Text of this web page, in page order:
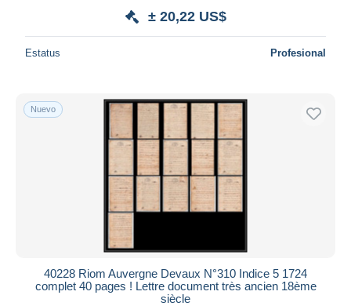
± 20,22 US$
Estatus Profesional
Nuevo
40228 Riom Auvergne Devaux N°310 Indice 5 1724
complet 40 pages ! Lettre document très ancien 18ème
siècle